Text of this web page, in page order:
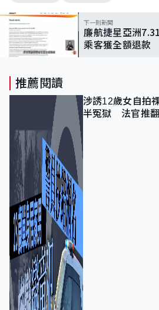
下一則新聞
廉航捷星亞洲
乘客獲全額退款
推薦閱讀
涉誘12歲女自拍
半冤獄 法官推